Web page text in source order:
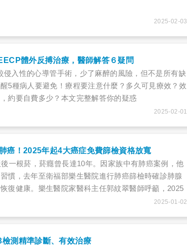
2025-02-03
體外反搏治療，醫師解答６疑問
侵入性的心導管手術，少了麻醉的風險，但不是所有缺
5種病人要避免！療程要注意什麼？多久可見療效？效
約要自費多少？本文完整解答你的疑惑
2025-02-01
癌！2025年起4大癌症免費篩檢資格放寬
一根菸，菸癮曾長達10年。因家族中有肺癌案例，他
慣，去年至衛福部樂生醫院進行肺癌篩檢時確診肺腺
復健康。樂生醫院家醫科主任郭紋翠醫師呼籲，2025
檢門檻，符合資格者務必把握機會篩檢，留意健康變
2025-01-02
測精準診斷、有效治療